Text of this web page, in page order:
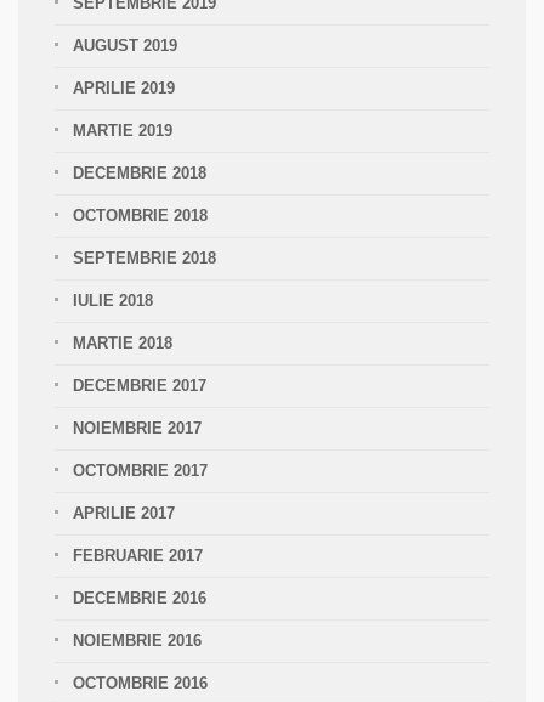
AUGUST 2019
APRILIE 2019
MARTIE 2019
DECEMBRIE 2018
OCTOMBRIE 2018
SEPTEMBRIE 2018
IULIE 2018
MARTIE 2018
DECEMBRIE 2017
NOIEMBRIE 2017
OCTOMBRIE 2017
APRILIE 2017
FEBRUARIE 2017
DECEMBRIE 2016
NOIEMBRIE 2016
OCTOMBRIE 2016